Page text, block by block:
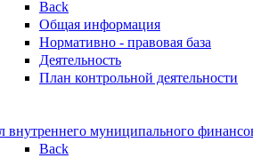
Back
Общая информация
Нормативно - правовая база
Деятельность
План контрольной деятельности
внутреннего муниципального
Back